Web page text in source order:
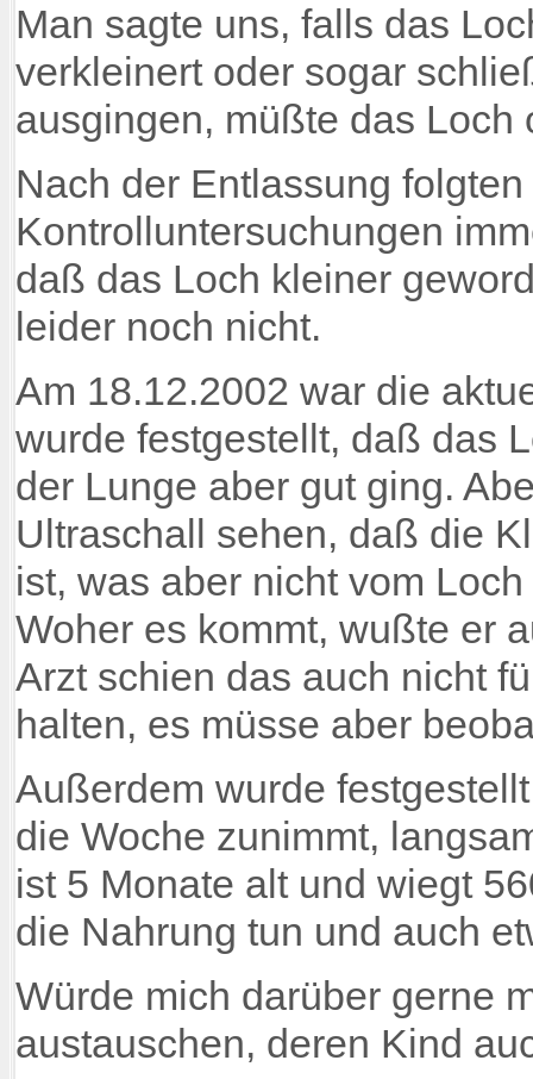
Man sagte uns, falls das
verkleinert oder sogar
ausgingen, müßte das
Nach der Entlassung
Kontrolluntersuchungen
daß das Loch kleiner
leider noch nicht.
Am 18.12.2002 war die
wurde festgestellt, daß das
der Lunge aber gut ging.
Ultraschall sehen, daß die
ist, was aber nicht vom
Woher es kommt, wußte er
Arzt schien das auch nicht
halten, es müsse aber
Außerdem wurde
die Woche zunimmt,
ist 5 Monate alt und wiegt
die Nahrung tun und auch
Würde mich darüber gerne
austauschen, deren Kind